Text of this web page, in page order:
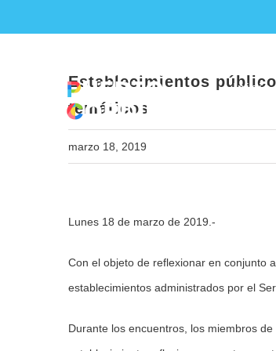
to
Inicio
Establecimientos
temáticos
marzo 18, 2019
Larger
Lunes 18 de marzo de 2019.-
Con el objeto de reflexionar en conjunto
establecimientos administrados por el
Durante los encuentros, los miembros